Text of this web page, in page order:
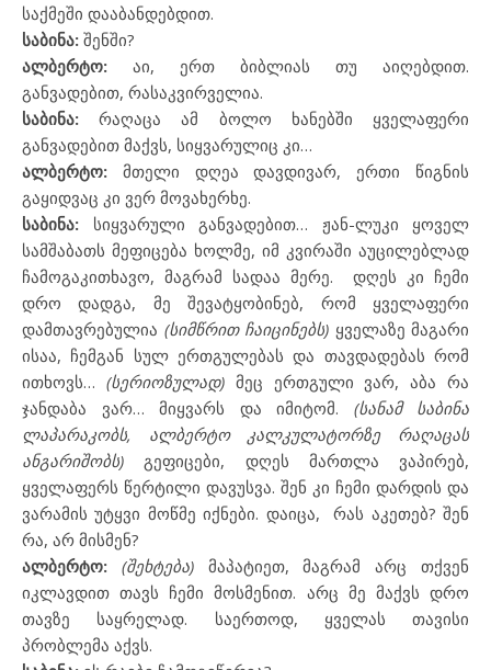
საქმეში დააბანდებდით.
საბინა: შენში?
ალბერტო: აი, ერთ ბიბლიას თუ აიღებდით.
განვადებით, რასაკვირველია.
საბინა:რაღაცა ამ ბოლო ხანებში ყველაფერი
განვადებით მაქვს, სიყვარულიც კი…
ალბერტო: მთელი დღეა დავდივარ, ერთი წიგნის
გაყიდვაც კი ვერ მოვახერხე.
საბინა: სიყვარული განვადებით… ჟან-ლუკი ყოველ
სამშაბათს მეფიცება ხოლმე, იმ კვირაში აუცილებლად
ჩამოგაკითხავო, მაგრამ სადაა მერე.
დღეს კი ჩემი
დრო დადგა, მე შევატყობინებ, რომ ყველაფერი
დამთავრებულია (სიმწრით ჩაიცინებს) ყველაზე მაგარი
ისაა, ჩემგან სულ ერთგულებას და თავდადებას რომ
ითხოვს… (სერიოზულად)მეც ერთგული ვარ, აბა რა
ჯანდაბა ვარ… მიყვარს და იმიტომ. (სანამ საბინა
ლაპარაკობს, ალბერტო კალკულატორზე რაღაცას
ანგარიშობს) გეფიცები, დღეს მართლა ვაპირებ,
ყველაფერს წერტილი დავუსვა. შენ კი ჩემი დარდის და
ვარამის უტყვი მოწმე იქნები. დაიცა,
რას აკეთებ? შენ
რა, არ მისმენ?
ალბერტო: (შეხტება)მაპატიეთ, მაგრამ არც თქვენ
იკლავდით თავს ჩემი მოსმენით. არც მე მაქვს დრო
თავზე საყრელად. საერთოდ, ყველას თავისი
პრობლემა აქვს.